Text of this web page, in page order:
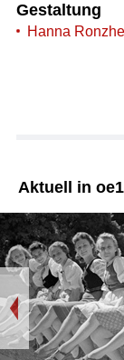
Gestaltung
Hanna
Aktuell in